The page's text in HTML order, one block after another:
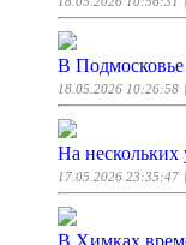
В
18.05.2026 10:26:58
На нескольких
17.05.2026 23:35:47